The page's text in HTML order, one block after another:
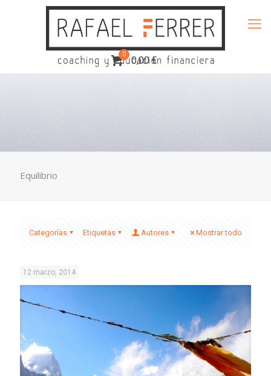
0
0,00 €
Equilibrio
Categorías Etiquetas Autores Mostrar todo
12 marzo, 2014